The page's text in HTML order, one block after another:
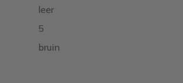
leer
5
bruin